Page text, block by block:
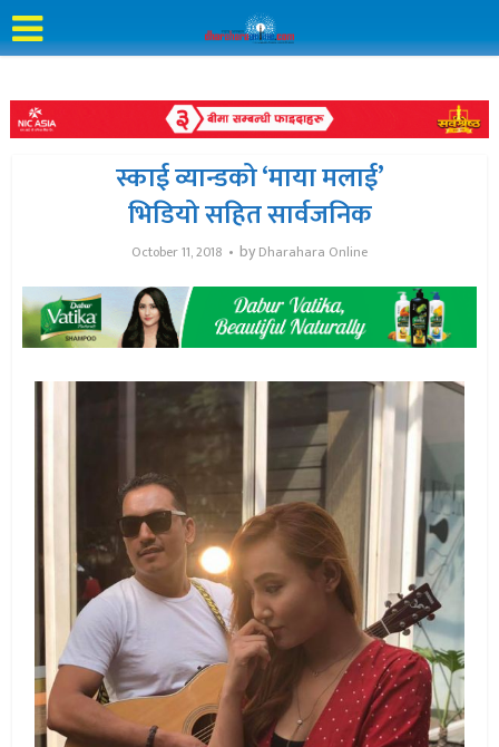
स्काई व्यान्डको ‘माया मलाई’
भिडियो सहित सार्वजनिक
October 11, 2018 by Dharahara Online